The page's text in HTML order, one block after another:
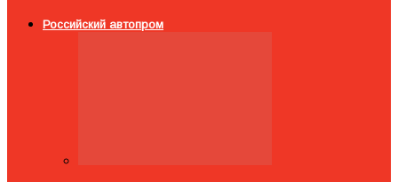
Российский автопром